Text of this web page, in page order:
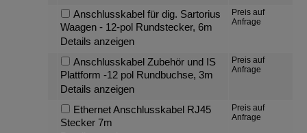
Anschlusskabel für dig. Sartorius
Waagen - 12-pol Rundstecker, 6m
Details anzeigen
Preis auf
Anfrage
Anschlusskabel Zubehör und IS
Plattform -12 pol Rundbuchse, 3m
Details anzeigen
Preis auf
Anfrage
Ethernet Anschlusskabel RJ45
Stecker 7m
Preis auf
Anfrage